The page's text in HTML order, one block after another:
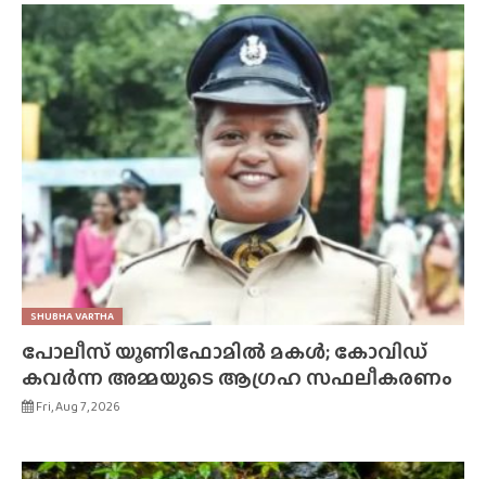
SHUBHA VARTHA
പോലീസ് യൂണിഫോമിൽ മകൾ; കോവിഡ്
കവർന്ന അമ്മയുടെ ആഗ്രഹ സഫലീകരണം
Fri, Aug 7, 2026